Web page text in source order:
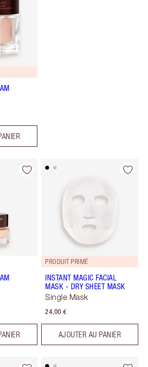
PRODUIT PRIMÉ
INSTANT MAGIC FACIAL
MASK - DRY SHEET MASK
Single Mask
24,00 €
AJOUTER AU PANIER